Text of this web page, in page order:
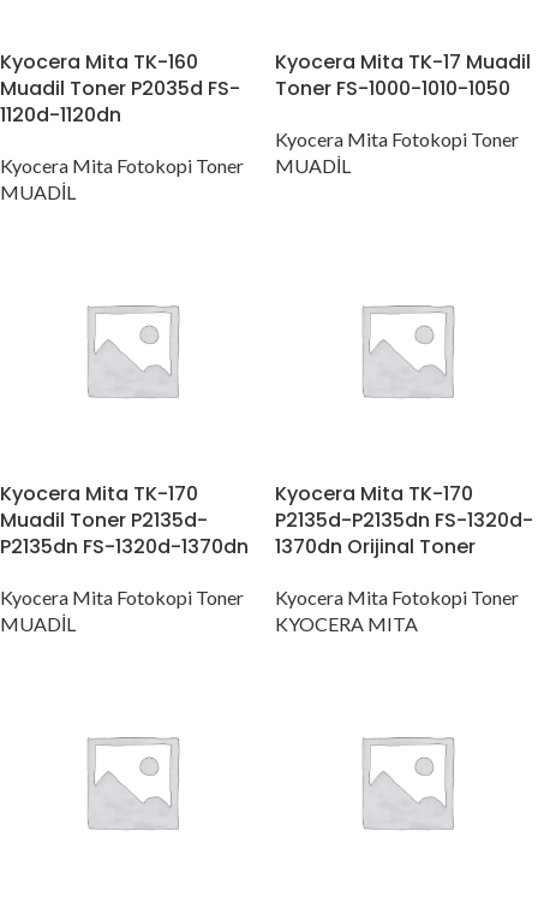
Kyocera Mita TK-160
Muadil Toner P2035d FS-
1120d-1120dn
Kyocera Mita Fotokopi Toner
MUADİL
Kyocera Mita TK-17 Muadil
Toner FS-1000-1010-1050
Kyocera Mita Fotokopi Toner
MUADİL
Kyocera Mita TK-170
Muadil Toner P2135d-
P2135dn FS-1320d-1370dn
Kyocera Mita Fotokopi Toner
MUADİL
Kyocera Mita TK-170
P2135d-P2135dn FS-1320d-
1370dn Orijinal Toner
Kyocera Mita Fotokopi Toner
KYOCERA MITA